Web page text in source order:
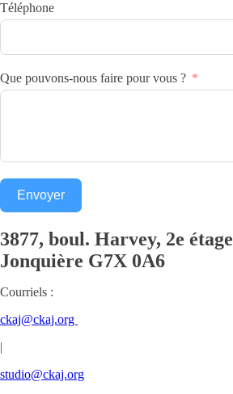
Téléphone
Que pouvons-nous faire pour vous ?
Envoyer
3877, boul. Harvey, 2e étage
Jonquière G7X 0A6
Courriels :
ckaj@ckaj.org
|
studio@ckaj.org